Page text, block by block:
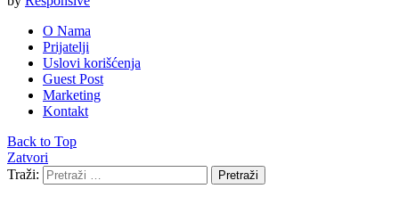
O Nama
Prijatelji
Uslovi korišćenja
Guest Post
Marketing
Kontakt
Back to Top
Zatvori
Traži:
Pretraži